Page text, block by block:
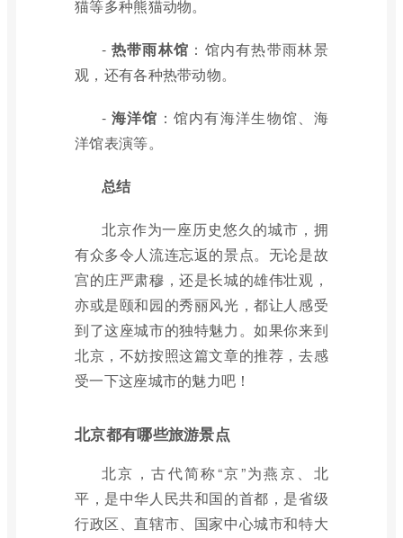
猫等多种熊猫动物。
- 热带雨林馆 ：馆内有热带雨林景
观，还有各种热带动物。
- 海洋馆 ：馆内有海洋生物馆、海
洋馆表演等。
总结
北京作为一座历史悠久的城市，拥
有众多令人流连忘返的景点。无论是故
宫的庄严肃穆，还是长城的雄伟壮观，
亦或是颐和园的秀丽风光，都让人感受
到了这座城市的独特魅力。如果你来到
北京，不妨按照这篇文章的推荐，去感
受一下这座城市的魅力吧！
北京都有哪些旅游景点
北京，古代简称“京”为燕京、北
平，是中华人民共和国的首都，是省级
行政区、直辖市、国家中心城市和特大